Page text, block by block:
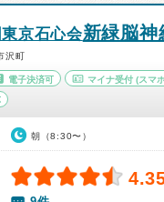
京石心会新緑脳神
沢町
電子決済可 マイナ受付 (スマ
朝（8:30〜）